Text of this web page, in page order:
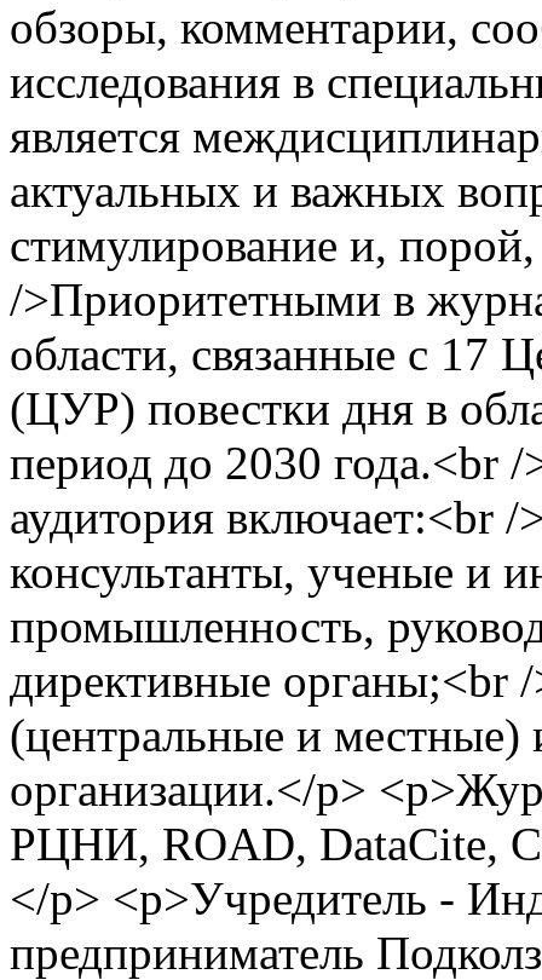
обзоры, комментарии,
исследования в
является
актуальных и важных
стимулирование и,
/>Приоритетными в
области, связанные с 17
(ЦУР) повестки дня в
период до 2030 года.<br /
аудитория включает:<br /
консультанты, ученые и
промышленность,
директивные органы;<br
(центральные и местные)
организации.</p>
РЦНИ, ROAD, DataCite,
</p> <p>Учредитель -
предприниматель